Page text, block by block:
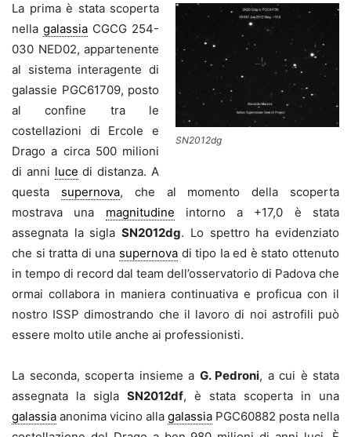
SN2012dg
La prima è stata scoperta
nella galassia CGCG 254-
030 NED02, appartenente
al sistema interagente di
galassie PGC61709, posto
al confine tra le
costellazioni di Ercole e
Drago a circa 500 milioni
di anni luce di distanza. A
questa supernova, che al momento della scoperta
mostrava una magnitudine intorno a +17,0 è stata
assegnata la siglaSN2012dg. Lo spettro ha evidenziato
che si tratta di una supernovadi tipo Ia ed è stato ottenuto
in tempo di record dal team dell’osservatorio di Padova che
ormai collabora in maniera continuativa e proficua con il
nostro ISSP dimostrando che il lavoro di noi astrofili può
essere molto utile anche ai professionisti.
La seconda, scoperta insieme a G. Pedroni, a cui è stata
assegnata la sigla SN2012df, è stata scoperta in una
galassia anonima vicino alla galassia PGC60882 posta nella